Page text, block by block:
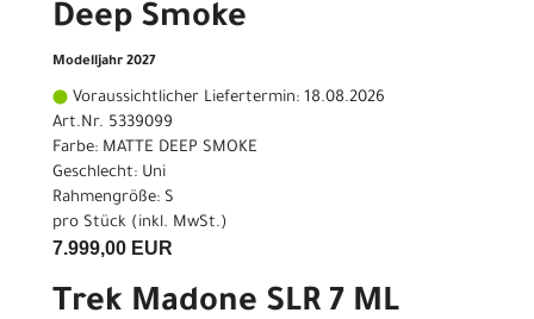
Deep Smoke
Modelljahr 2027
Voraussichtlicher Liefertermin: 18.08.2026
Art.Nr. 5339099
Farbe: MATTE DEEP SMOKE
Geschlecht: Uni
Rahmengröße: S
pro Stück (inkl. MwSt.)
7.999,00 EUR
Trek Madone SLR 7 ML